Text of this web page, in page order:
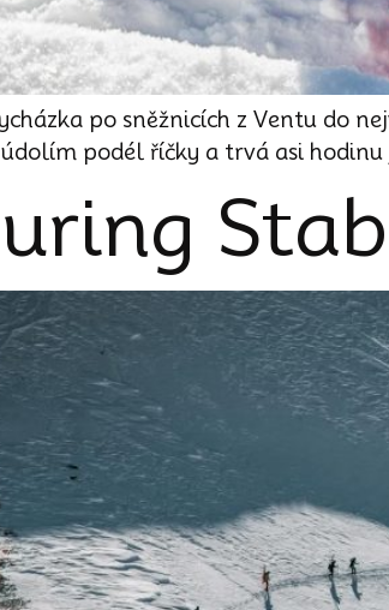
po sněžnicích z Ventu do
podél říčky a trvá asi